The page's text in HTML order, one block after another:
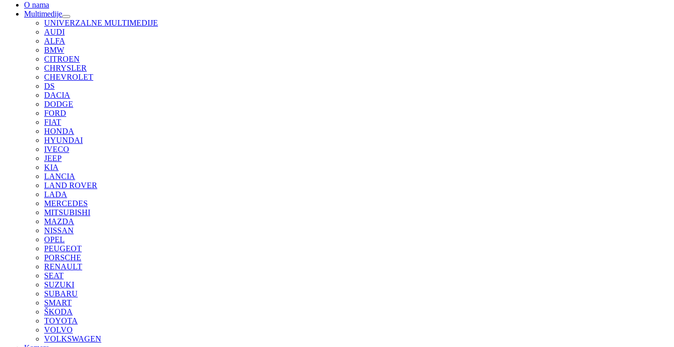
O nama
Multimedije
UNIVERZALNE MULTIMEDIJE
AUDI
ALFA
BMW
CITROEN
CHRYSLER
CHEVROLET
DS
DACIA
DODGE
FORD
FIAT
HONDA
HYUNDAI
IVECO
JEEP
KIA
LANCIA
LAND ROVER
LADA
MERCEDES
MITSUBISHI
MAZDA
NISSAN
OPEL
PEUGEOT
PORSCHE
RENAULT
SEAT
SUZUKI
SUBARU
SMART
ŠKODA
TOYOTA
VOLVO
VOLKSWAGEN